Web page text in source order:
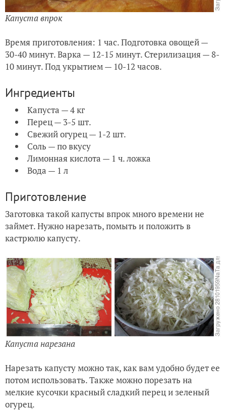
Капуста впрок
Время приготовления: 1 час. Подготовка овощей —
30-40 минут. Варка — 12-15 минут. Стерилизация — 8-
10 минут. Под укрытием — 10-12 часов.
Ингредиенты
Капуста — 4 кг
Перец — 3-5 шт.
Свежий огурец — 1-2 шт.
Соль — по вкусу
Лимонная кислота — 1 ч. ложка
Вода — 1 л
Приготовление
Заготовка такой капусты впрок много времени не
займет. Нужно нарезать, помыть и положить в
кастрюлю капусту.
Капуста нарезана
Нарезать капусту можно так, как вам удобно будет ее
потом использовать. Также можно порезать на
мелкие кусочки красный сладкий перец и зеленый
огурец.